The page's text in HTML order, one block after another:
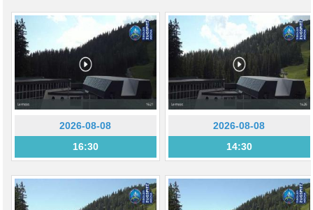
2026-08-08
16:30
2026-08-08
14:30